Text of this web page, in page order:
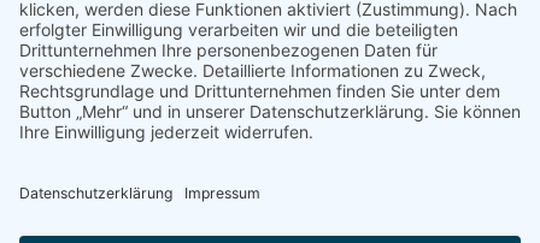
Presseinformationen abonnieren
ÜBER UNS
Naturschutzbund
Naturschutzjugend